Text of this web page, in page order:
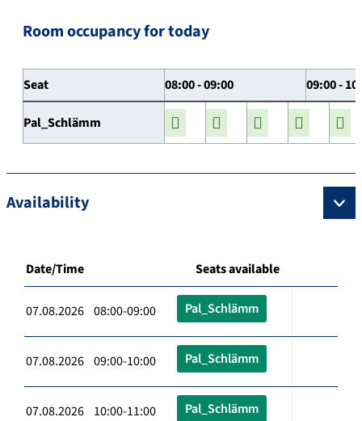
Room occupancy for today
Seat 08:00 - 09:00 09:00 -
Pal_Schlämm
Availability
Date/Time Seats available
07.08.2026 08:00-09:00 Pal_Schlämm
07.08.2026 09:00-10:00 Pal_Schlämm
07.08.2026 10:00-11:00 Pal_Schlämm